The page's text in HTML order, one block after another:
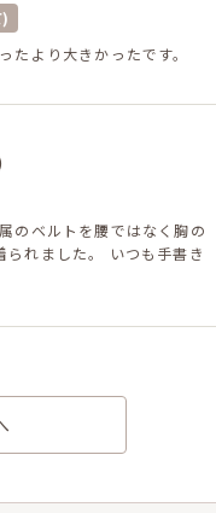
たより大きかったです。
のベルトを腰ではなく胸の
れました。 いつも手書き
地が良く、上品な感じで大